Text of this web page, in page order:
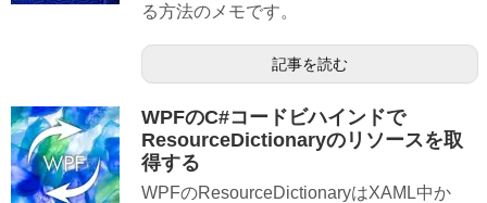
る方法のメモです。
記事を読む
WPFのC#コードビハインドで
ResourceDictionaryのリソースを取
得する
WPFのResourceDictionaryはXAML中か